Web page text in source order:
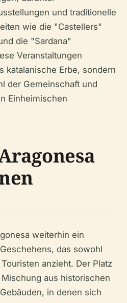
und traditionelle
wie die "Castellers"
die "Sardana"
Veranstaltungen
katalanische Erbe, sondern
der Gemeinschaft und
Einheimischen
weiterhin ein
das sowohl
anzieht. Der Platz
aus historischen
in denen sich